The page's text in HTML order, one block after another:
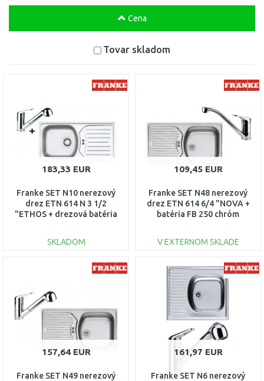
Cena
Tovar skladom
183,33 EUR
Franke SET N10 nerezový
drez ETN 614 N 3 1/2
"ETHOS + drezová batéria
SKLADOM
DO KOŠÍKA
109,45 EUR
Franke SET N48 nerezový
drez ETN 614 6/4 "NOVA +
batéria FB 250 chróm
V EXTERNOM SKLADE
DO KOŠÍKA
Porovnať
157,64 EUR
Franke SET N49 nerezový
161,97 EUR
Franke SET N6 nerezový